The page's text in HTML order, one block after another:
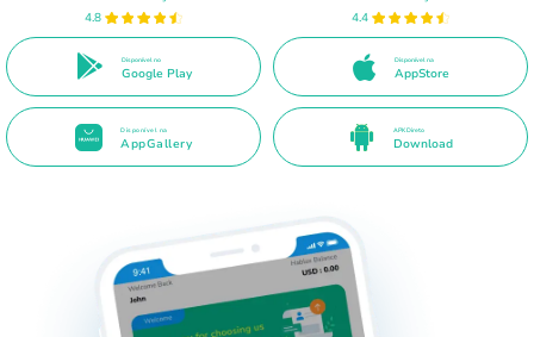
4.8
Disponível no
Google Play
4.4
Disponível na
AppStore
Disponível na
AppGallery
APK Direto
Download